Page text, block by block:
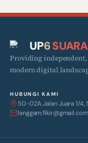
UP6
Providing
modern digital
HUBUNGI KAMI
50-02A Jalan Juara 1/4,
langgam.fikir@gmail.com